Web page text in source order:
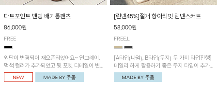
다트포인트 밴딩 배기통팬츠
86,000원
FREE
원단이 변경되어 재오픈되었어요~ 연그레이,
먹색 컬러가 추가되었고 뒷 포켓 디테일이 변
경되었습니다~가볍고 시원하게 착용되는 배
기통팬츠! 허리밴딩과 여유로운 통으로 편안해
[린넨45%]절개 항아리핏 린넨스커트
58,000원
FREE,L
[A타입(나염), B타입(무지) 두 가지 타입진행]
데일리 하게 활용하기 좋은 무지 타입이 추가
되었어요~ 볼륨감 있는 항아리핏 실루엣이 유
니크하며 포켓디테일이 POINT!